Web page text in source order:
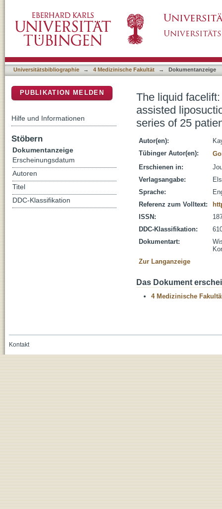
additive technique for rhytidectomy - a case
Universitätsbibliographie → 4 Medizinische Fakultät → Dokumentanzeige
The liquid
assisted
series of 25
Autor(en):
Tübinger Autor(en):
Erschienen in:
Verlagsangabe:
Sprache:
Referenz zum Volltext:
ISSN:
DDC-Klassifikation:
Dokumentart:
Zur Langanzeige
Das Dokument
4 Medizinische
PUBLIKATION MELDEN
Hilfe und Informationen
Stöbern
Dokumentanzeige
Erscheinungsdatum
Autoren
Titel
DDC-Klassifikation
Kontakt